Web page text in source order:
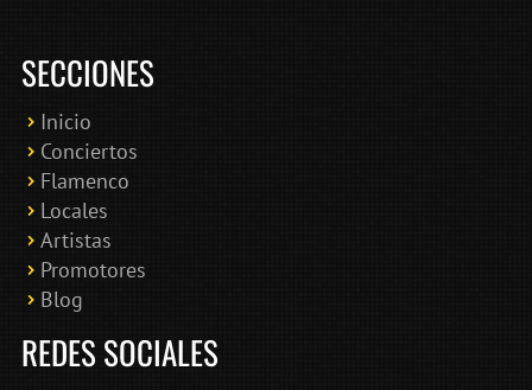
SECCIONES
Inicio
Conciertos
Flamenco
Locales
Artistas
Promotores
Blog
REDES SOCIALES